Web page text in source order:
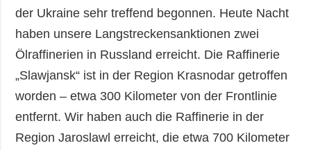
der Ukraine sehr treffend begonnen. Heute Nacht
haben unsere Langstreckensanktionen zwei
Ölraffinerien in Russland erreicht. Die Raffinerie
„Slawjansk“ ist in der Region Krasnodar getroffen
worden – etwa 300 Kilometer von der Frontlinie
entfernt. Wir haben auch die Raffinerie in der
Region Jaroslawl erreicht, die etwa 700 Kilometer